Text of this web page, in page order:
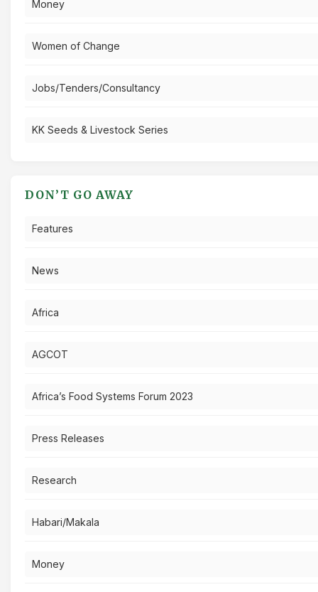
Money
Women of Change
Jobs/Tenders/Consultancy
KK Seeds & Livestock Series
DON’T GO AWAY
Features
News
Africa
AGCOT
Africa’s Food Systems Forum 2023
Press Releases
Research
Habari/Makala
Money